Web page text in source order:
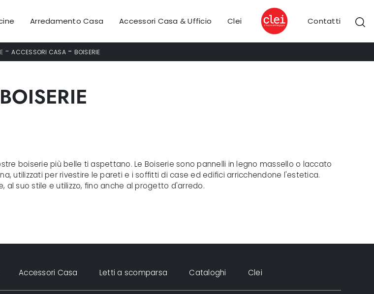
Arredamento Casa Accessori Casa & Ufficio Clei Contatti
-ACCESSORI CASA - BOISERIE
BOISERIE
boiserie più belle ti aspettano. Le Boiserie sono pannelli in legno massello o laccato
utilizzati per rivestire le pareti e i soffitti di case ed edifici arricchendone l'estetica.
al suo stile e utilizzo, fino anche al progetto d'arredo.
Accessori Casa Letti a scomparsa Cataloghi Clei